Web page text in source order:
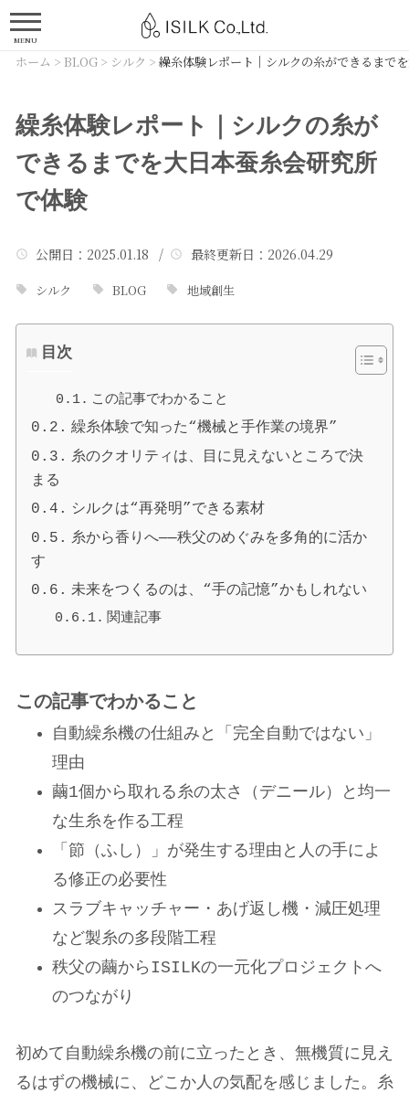
MENU
ホーム > BLOG> シルク > 繰糸体験レポート｜シルクの糸ができるまで
繰糸体験レポート｜シルクの糸が
できるまでを大日本蚕糸会研究所
で体験
公開日 ：2025.01.18 / 最終更新日 ：2026.04.29
シルク BLOG 地域創生
目次
この記事でわかること
繰糸体験で知った“機械と手作業の境界”
糸のクオリティは、目に見えないところで決
まる
シルクは“再発明”できる素材
糸から香りへ──秩父のめぐみを多角的に活か
す
未来をつくるのは、“手の記憶”かもしれない
関連記事
この記事でわかること
自動繰糸機の仕組みと「完全自動ではない」
理由
繭1個から取れる糸の太さ（デニール）と均一
な生糸を作る工程
「節（ふし）」が発生する理由と人の手によ
る修正の必要性
スラブキャッチャー・あげ返し機・減圧処理
な ど製糸の多段階工程
秩父の繭からISILKの一元化プロジェクトへ
のつながり
初めて自動繰糸機の前に立ったとき、無機質に見え
るはずの機械に、どこか人の気配を感じました。糸